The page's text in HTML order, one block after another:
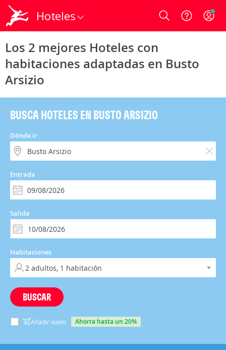
Hoteles Login
Los 2 mejores Hoteles con
habitaciones adaptadas en Busto
Arsizio
BUSCA HOTELES EN BUSTO ARSIZIO
Dónde ir
Entrada
Salida
Habitaciones
BUSCAR
Añadir vuelo ahorra hasta un 20%